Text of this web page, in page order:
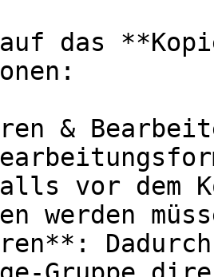
auf das
&
vor dem
werden